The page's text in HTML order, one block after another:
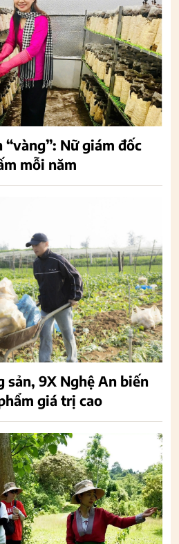
Nữ giám đốc
mỗi năm
sản, 9X Nghệ An biến
giá trị cao